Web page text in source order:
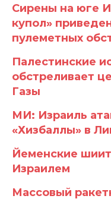
Сирены на юге
купол»
пулеметных
Палестинские
обстреливает
Газы
МИ: Израиль
«Хизбаллы» в
Йеменские
Израилем
Массовый